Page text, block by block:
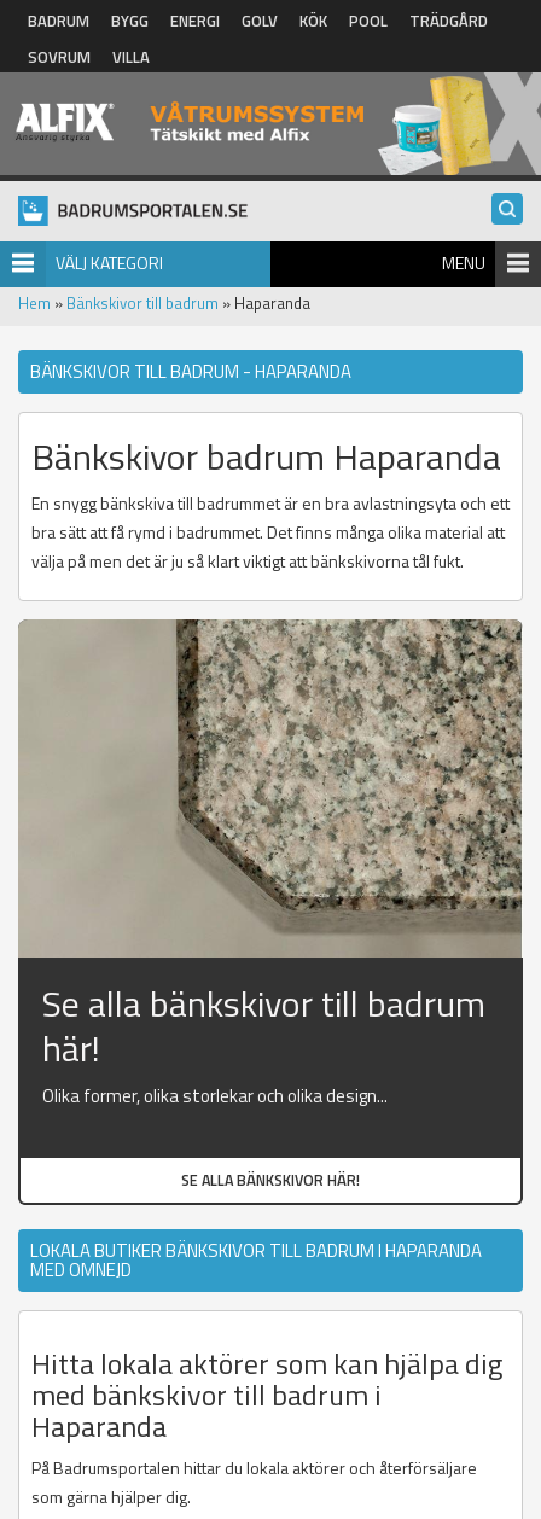
Hoppa till huvudinnehåll
BADRUM BYGG ENERGI GOLV KÖK POOL
TRÄDGÅRD
SOVRUM
VILLA
VÄLJ KATEGORI MENU
Hem » Bänkskivor till badrum » Haparanda
BÄNKSKIVOR TILL BADRUM - HAPARANDA
Bänkskivor badrum Haparanda
En snygg bänkskiva till badrummet är en bra avlastningsyta och ett
bra sätt att få rymd i badrummet. Det finns många olika material att
välja på men det är ju så klart viktigt att bänkskivorna tål fukt.
Se alla bänkskivor till badrum
här!
Olika former, olika storlekar och olika design...
SE ALLA BÄNKSKIVOR HÄR!
LOKALA BUTIKER BÄNKSKIVOR TILL BADRUM I HAPARANDA
MED OMNEJD
Hitta lokala aktörer som kan hjälpa dig
med bänkskivor till badrum i
Haparanda
På Badrumsportalen hittar du lokala aktörer och återförsäljare
som gärna hjälper dig.